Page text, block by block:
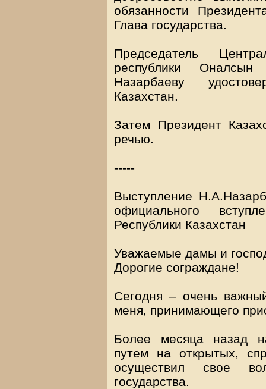
обязанности
Глава государства.
Председатель
республики
Назарбаеву
Казахстан.
Затем Президент
речью.
-----
Выступление
официального
Республики Казахстан
Уважаемые дамы и
Дорогие сограждане!
Сегодня – очень
меня, принимающего
Более месяца назад
путем на открытых,
осуществил свое
государства.